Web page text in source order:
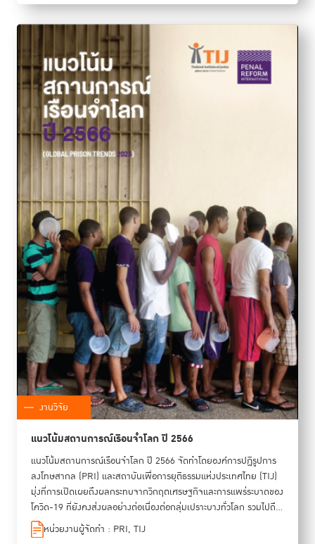
นิติธรรมในประเทศไทย กรอบแนวคิดการประเมินพัฒนาการ ด้านหลัก
นิติธรรมด้วยดัชนีชี้วัดหลักนิติธรรมของ WJP แนวคิดการใช้ประโยชน์
จากข้อมูลผ่านมุมมองที่หลากหลายของผู้เข้าร่วมงาน รวมถึงการร่วม
หารือถึงแนวทางการวางแผนยุทธศาสตร์ในการปรับปรุงคะแนนดัชนีหลัก
นิติธรรม โดยเริ่มต้นจากประเด็นปัญหาสำคัญของประเทศไทย ซึ่งได้แก่
ปัญหาการคอร์รัปชัน การปฏิรูปกฎหมายด้วยกิโยตินกฏหมาย การเปิด
เผยข้อมูลภาครัฐและนโยบายรัฐบาลเปิดและการปฏิรูปกระบวนการ
ยุติธรรมทางอาญา 2. การส่งเสริมนวัตกรรมเพื่อความยุติธรรมที่มี
ประชาชนเป็นศูนย์กลาง (Enhancing People-Centered Justice
Innovation in ASEAN) โดยจัดกิจกรรมเชื่อมเครือข่ายและเวทีเสวนา
แลกเปลี่ยนความรู้ เน้นเปิดพื้นที่ให้นวัตกรด้านความยุติธรรมที่ทำงาน
อยู่ในภูมิภาคอาเซียนได้มีโอกาสแลกเปลี่ยนประสบการณ์การทำงาน
ถอดบทเรียนและความท้าทายเพื่อร่วมกันวางแผนการพัฒนาระบบนิเวศ
สำหรับการสร้างนวัตกรรมเพื่อความยุติธรรมที่ยั่งยืนในภูมิภาคอาเซียน
และเชื่อมโยงความร่วมมือจากระดับภูมิภาคสู่ระดับสากลผ่านการแลก
เปลี่ยนมุมมองในประเด็นสำคัญ ได้แก่ นิยามของคำว่า “นวัตกรรมเพื่อ
ความยุติธรรม” การสร้างความยั่งยืนให้กับนวัตกรรมเพื่อความยุติธรรม
และการนำต้นแบบนวัตกรรมเพื่อความยุติธรรมไปปฏิบัติใช้ได้จริง 3. การ
ออกแบบอนาคตของความยุติธรรม (Shaping the Future of Justice)
โดยจัดกิจกรรมที่ใช้การคิดแบบอนาคตศาสตร์ (Future Thinking) ชวน
มองถึงฉากทัศน์ที่อาจเกิดขึ้นเพื่อนำไปสู่การเตรียมความพร้อมรับมือกับ
สิ่งที่คาดว่าจะเกิดขึ้น รวมถึงการออกแบบความเป็นไปได้ของระบบ
ยุติธรรมในภูมิภาคอาเซียนและหารือแนวทางการเตรียมพร้อมเพื่อเปิด
ทางสู่อนาคตของความยุติธรรมที่ต้องการ นอกจากนี้ ยังมีกิจกรรมเปิด
ประสบการณ์โลกอนาคตด้วยกิจกรรมพิเศษ 12 Beauty of Freedom
- NFTxPrison Project หรืองานประมูลศิลปะภาพวาด NFT บนโลก
ดิจิทัลที่สร้างสรรค์โดยผู้ต้องขังจากเรือนจำกลางชลบุรีและเรือนจำพิเศษ
ภายใต้โครงการ “พัฒนาอาชีพแห่งอนาคตอย่างยั่งยืน” รายงานสรุป
การประชุม ASEAN Justice Innovation 2023 เล่มนี้ นับเป็นความ
ตั้งใจของ TIJ ในการรวบรวมเนื้อหาสาระและองค์ความรู้ที่ได้จากการจัด
งานดังกล่าว เพื่อนำไปสู่การยกระดับหลักนิติธรรมในประเทศให้มีความ
เข้มแข็งและก่อให้เกิดประโยชน์ต่อสังคมได้อย่างแท้จริง รวมทั้งเพื่อถอด
บทเรียนสำหรับเป็นแนวทางผลักดันให้เกิดการพัฒนาระบบนิเวศของ
งานวิจัย
แนวโน้มสถานการณ์เรือนจำโลก ปี 2566
แนวโน้มสถานการณ์เรือนจำโลก ปี 2566 จัดทำโดยองค์การปฏิรูปการ
ลงโทษสากล (PRI) และสถาบันเพื่อการยุติธรรมแห่งประเทศไทย (TIJ)
มุ่งที่การเปิดเผยถึงผลกระทบจากวิกฤตเศรษฐกิจและการแพร่ระบาดของ
โควิด-19 ที่ยังคงส่งผลอย่างต่อเนื่องต่อกลุ่มเปราะบางทั่วโลก รวมไปถึง
ผู้ที่ขัดแย้งกับกฎหมายและครอบครัวของพวกเขา และจะยังคงให้ความ
สำคัญกับปัญหาความแออัดในเรือนจำ การบริหารจัดการเรือนจำ และ
หน่วยงานผู้จัดทำ : PRI, TIJ